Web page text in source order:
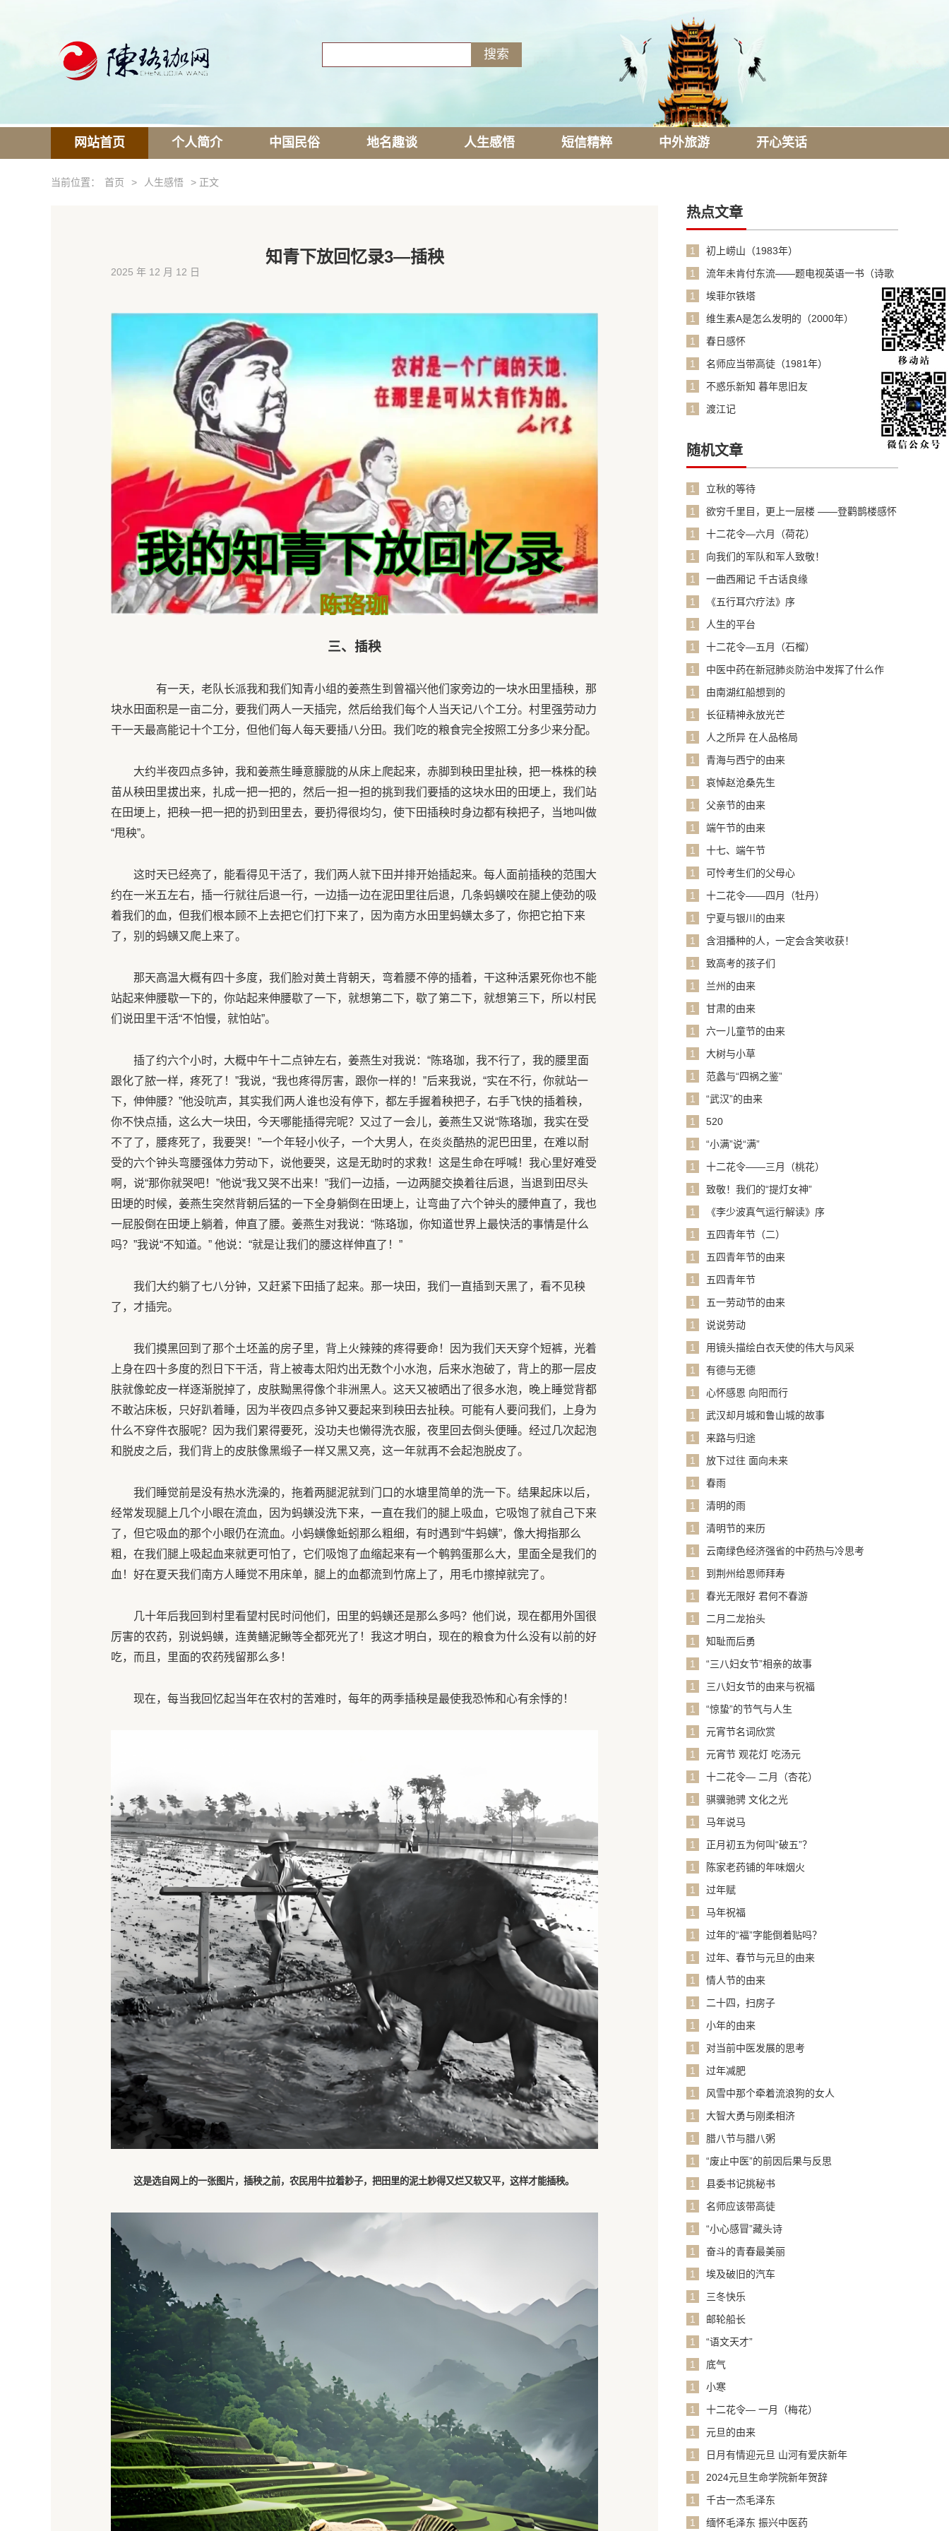
网站首页 个人简介 中国民俗 地名趣谈 人生感悟 短信精粹 中外旅游 开心笑话
当前位置： 首页 > 人生感悟 > 正文
知青下放回忆录3—插秧
2025 年 12 月 12 日
三、插秧
有一天，老队长派我和我们知青小组的姜燕生到曾福兴他们家旁边的一块水田里插秧，那
块水田面积是一亩二分，要我们两人一天插完，然后给我们每个人当天记八个工分。村里强劳动力
干一天最高能记十个工分，但他们每人每天要插八分田。我们吃的粮食完全按照工分多少来分配。
大约半夜四点多钟，我和姜燕生睡意朦胧的从床上爬起来，赤脚到秧田里扯秧，把一株株的秧
苗从秧田里拔出来，扎成一把一把的，然后一担一担的挑到我们要插的这块水田的田埂上，我们站
在田埂上，把秧一把一把的扔到田里去，要扔得很均匀，使下田插秧时身边都有秧把子，当地叫做
“甩秧”。
这时天已经亮了，能看得见干活了，我们两人就下田并排开始插起来。每人面前插秧的范围大
约在一米五左右，插一行就往后退一行，一边插一边在泥田里往后退，几条蚂蟥咬在腿上使劲的吸
着我们的血，但我们根本顾不上去把它们打下来了，因为南方水田里蚂蟥太多了，你把它拍下来
了，别的蚂蟥又爬上来了。
那天高温大概有四十多度，我们脸对黄土背朝天，弯着腰不停的插着，干这种活累死你也不能
站起来伸腰歇一下的，你站起来伸腰歇了一下，就想第二下，歇了第二下，就想第三下，所以村民
们说田里干活“不怕慢，就怕站”。
插了约六个小时，大概中午十二点钟左右，姜燕生对我说：“陈珞珈，我不行了，我的腰里面
跟化了脓一样，疼死了！”我说，“我也疼得厉害，跟你一样的！”后来我说，“实在不行，你就站一
下，伸伸腰？”他没吭声，其实我们两人谁也没有停下，都左手握着秧把子，右手飞快的插着秧，
你不快点插，这么大一块田，今天哪能插得完呢？又过了一会儿，姜燕生又说“陈珞珈，我实在受
不了了，腰疼死了，我要哭！”一个年轻小伙子，一个大男人，在炎炎酷热的泥巴田里，在难以耐
受的六个钟头弯腰强体力劳动下，说他要哭，这是无助时的求救！这是生命在呼喊！我心里好难受
啊，说“那你就哭吧！”他说“我又哭不出来！”我们一边插，一边两腿交换着往后退，当退到田尽头
田埂的时候，姜燕生突然背朝后猛的一下全身躺倒在田埂上，让弯曲了六个钟头的腰伸直了，我也
一屁股倒在田埂上躺着，伸直了腰。姜燕生对我说：“陈珞珈，你知道世界上最快活的事情是什么
吗？”我说“不知道。” 他说：“就是让我们的腰这样伸直了！”
我们大约躺了七八分钟，又赶紧下田插了起来。那一块田，我们一直插到天黑了，看不见秧
了，才插完。
我们摸黑回到了那个土坯盖的房子里，背上火辣辣的疼得要命！因为我们天天穿个短裤，光着
上身在四十多度的烈日下干活，背上被毒太阳灼出无数个小水泡，后来水泡破了，背上的那一层皮
肤就像蛇皮一样逐渐脱掉了，皮肤黝黑得像个非洲黑人。这天又被晒出了很多水泡，晚上睡觉背都
不敢沾床板，只好趴着睡，因为半夜四点多钟又要起来到秧田去扯秧。可能有人要问我们，上身为
什么不穿件衣服呢？因为我们累得要死，没功夫也懒得洗衣服，夜里回去倒头便睡。经过几次起泡
和脱皮之后，我们背上的皮肤像黑缎子一样又黑又亮，这一年就再不会起泡脱皮了。
我们睡觉前是没有热水洗澡的，拖着两腿泥就到门口的水塘里简单的洗一下。结果起床以后，
经常发现腿上几个小眼在流血，因为蚂蟥没洗下来，一直在我们的腿上吸血，它吸饱了就自己下来
了，但它吸血的那个小眼仍在流血。小蚂蟥像蚯蚓那么粗细，有时遇到“牛蚂蟥”，像大拇指那么
粗，在我们腿上吸起血来就更可怕了，它们吸饱了血缩起来有一个鹌鹑蛋那么大，里面全是我们的
血！好在夏天我们南方人睡觉不用床单，腿上的血都流到竹席上了，用毛巾擦掉就完了。
几十年后我回到村里看望村民时问他们，田里的蚂蟥还是那么多吗？他们说，现在都用外国很
厉害的农药，别说蚂蟥，连黄鳝泥鳅等全都死光了！我这才明白，现在的粮食为什么没有以前的好
吃，而且，里面的农药残留那么多！
现在，每当我回忆起当年在农村的苦难时，每年的两季插秧是最使我恐怖和心有余悸的！
这是选自网上的一张图片，插秧之前，农民用牛拉着耖子，把田里的泥土耖得又烂又软又平，这样才能插秧。
热点文章
1
初上崂山（1983年）
1
流年未肯付东流——题电视英语一书（诗歌
1
埃菲尔铁塔
1
维生素A是怎么发明的（2000年）
1
春日感怀
1
名师应当带高徒（1981年）
1
不惑乐新知 暮年思旧友
1
渡江记
随机文章
1
立秋的等待
1
欲穷千里目，更上一层楼 ——登鹳鹊楼感怀
1
十二花令—六月（荷花）
1
向我们的军队和军人致敬！
1
一曲西厢记 千古话良缘
1
《五行耳穴疗法》序
1
人生的平台
1
十二花令—五月（石榴）
1
中医中药在新冠肺炎防治中发挥了什么作
1
由南湖红船想到的
1
长征精神永放光芒
1
人之所异 在人品格局
1
青海与西宁的由来
1
哀悼赵沧桑先生
1
父亲节的由来
1
端午节的由来
1
十七、端午节
1
可怜考生们的父母心
1
十二花令——四月（牡丹）
1
宁夏与银川的由来
1
含泪播种的人，一定会含笑收获！
1
致高考的孩子们
1
兰州的由来
1
甘肃的由来
1
六一儿童节的由来
1
大树与小草
1
范蠡与“四祸之鉴”
1
“武汉”的由来
1
520
1
“小满”说“满”
1
十二花令——三月（桃花）
1
致敬！我们的“提灯女神”
1
《李少波真气运行解读》序
1
五四青年节（二）
1
五四青年节的由来
1
五四青年节
1
五一劳动节的由来
1
说说劳动
1
用镜头描绘白衣天使的伟大与风采
1
有德与无德
1
心怀感恩 向阳而行
1
武汉却月城和鲁山城的故事
1
来路与归途
1
放下过往 面向未来
1
春雨
1
清明的雨
1
清明节的来历
1
云南绿色经济强省的中药热与冷思考
1
到荆州给恩师拜寿
1
春光无限好 君何不春游
1
二月二龙抬头
1
知耻而后勇
1
“三八妇女节”相亲的故事
1
三八妇女节的由来与祝福
1
“惊蛰”的节气与人生
1
元宵节名词欣赏
1
元宵节 观花灯 吃汤元
1
十二花令— 二月（杏花）
1
骐骥驰骋 文化之光
1
马年说马
1
正月初五为何叫“破五”？
1
陈家老药铺的年味烟火
1
过年赋
1
马年祝福
1
过年的“福”字能倒着贴吗？
1
过年、春节与元旦的由来
1
情人节的由来
1
二十四，扫房子
1
小年的由来
1
对当前中医发展的思考
1
过年减肥
1
风雪中那个牵着流浪狗的女人
1
大智大勇与刚柔相济
1
腊八节与腊八粥
1
“废止中医”的前因后果与反思
1
县委书记挑秘书
1
名师应该带高徒
1
“小心感冒”藏头诗
1
奋斗的青春最美丽
1
埃及破旧的汽车
1
三冬快乐
1
邮轮船长
1
“语文天才”
1
底气
1
小寒
1
十二花令— 一月（梅花）
1
元旦的由来
1
日月有情迎元旦 山河有爱庆新年
1
2024元旦生命学院新年贺辞
1
千古一杰毛泽东
1
缅怀毛泽东 振兴中医药